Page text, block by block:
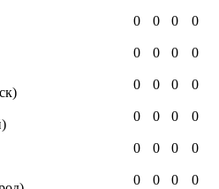
0 0 0 0
0 0 0 0
0 0 0 0
0 0 0 0
0 0 0 0
0 0 0 0